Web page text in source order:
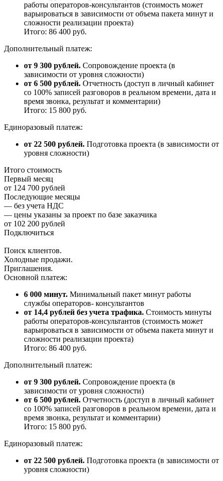
работы операторов-консультантов (стоимость может
варьироваться в зависимости от объема пакета минут и
сложности реализации проекта)
Итого: 86 400 руб.
Дополнительный платеж:
от 9 300 рублей. Сопровождение проекта (в
зависимости от уровня сложности)
от 6 500 рублей. Отчетность (доступ в личный кабинет
со 100% записей разговоров в реальном времени, дата и
время звонка, результат и комментарии)
Итого: 15 800 руб.
Единоразовый платеж:
от 22 500 рублей. Подготовка проекта (в зависимости от
уровня сложности)
Итого стоимость
Первый месяц
от 124 700 рублей
Последующие месяцы
— без учета НДС
— цены указаны за проект по базе заказчика
от 102 200 рублей
Подключиться
Поиск клиентов.
Холодные продажи.
Приглашения.
Основной платеж:
6 000 минут. Минимальный пакет минут работы
службы операторов- консультантов
от 14,4 рублей без учета трафика. Стоимость минуты
работы операторов-консультантов (стоимость может
варьироваться в зависимости от объема пакета минут и
сложности реализации проекта)
Итого: 86 400 руб.
Дополнительный платеж:
от 9 300 рублей. Сопровождение проекта (в
зависимости от уровня сложности)
от 6 500 рублей. Отчетность (доступ в личный кабинет
со 100% записей разговоров в реальном времени, дата и
время звонка, результат и комментарии)
Итого: 15 800 руб.
Единоразовый платеж:
от 22 500 рублей. Подготовка проекта (в зависимости от
уровня сложности)